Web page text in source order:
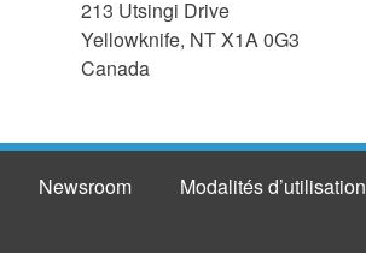
213 Utsingi Drive
Yellowknife, NTX1A 0G3
Canada
Newsroom Modalités d’utilisation